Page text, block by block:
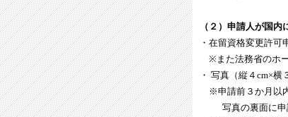
（２）申請人が国内
・在留資格変更許
※また法務省のホ
・ 写真（縦４cm×
※申請前３か月以内
写真の裏面に申請